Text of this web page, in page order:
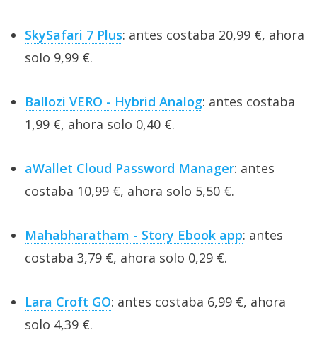
SkySafari 7 Plus: antes costaba 20,99 €, ahora
solo 9,99 €.
Ballozi VERO - Hybrid Analog: antes costaba
1,99 €, ahora solo 0,40 €.
aWallet Cloud Password Manager: antes
costaba 10,99 €, ahora solo 5,50 €.
Mahabharatham - Story Ebook app: antes
costaba 3,79 €, ahora solo 0,29 €.
Lara Croft GO: antes costaba 6,99 €, ahora
solo 4,39 €.